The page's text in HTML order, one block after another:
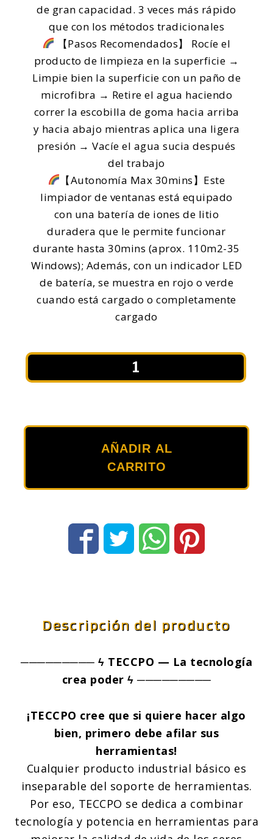
de gran capacidad. 3 veces más rápido
que con los métodos tradicionales
【Pasos Recomendados】 Rocíe el
producto de limpieza en la superficie →
Limpie bien la superficie con un paño de
microfibra → Retire el agua haciendo
correr la escobilla de goma hacia arriba
y hacia abajo mientras aplica una ligera
presión → Vacíe el agua sucia después
del trabajo
【Autonomía Max 30mins】Este
limpiador de ventanas está equipado
con una batería de iones de litio
duradera que le permite funcionar
durante hasta 30mins (aprox. 110m2-35
Windows); Además, con un indicador LED
de batería, se muestra en rojo o verde
cuando está cargado o completamente
cargado
TECCPO
Limpiador
ElEctrico,
280mm,
Rociador
Paños,
Multiusos
Y
Automóvil),
Ultraligero
cantidad
AÑADIR AL
CARRITO
Descripción del producto
───────── ϟ TECCPO — La tecnología
crea poder ϟ ─────────
¡TECCPO cree que si quiere hacer algo
bien, primero debe afilar sus
herramientas!
Cualquier producto industrial básico es
inseparable del soporte de herramientas.
Por eso, TECCPO se dedica a combinar
tecnología y potencia en herramientas para